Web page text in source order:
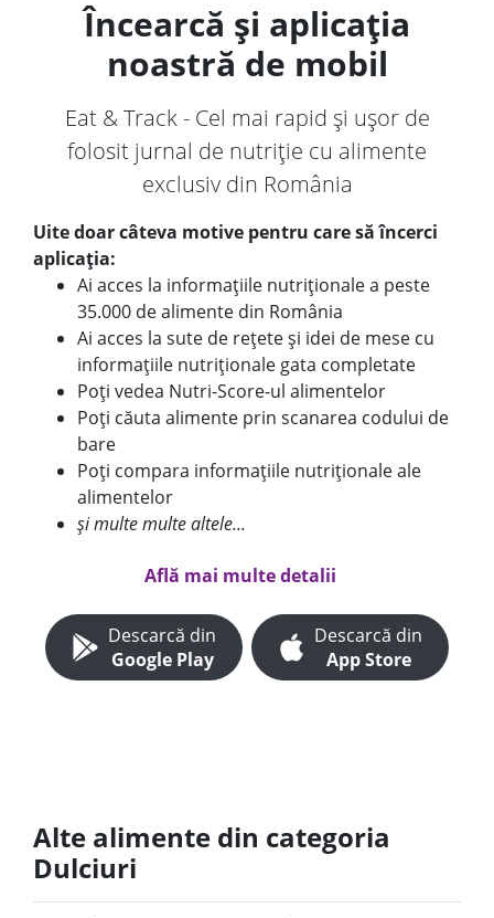
Încearcă și aplicația
noastră de mobil
Eat & Track - Cel mai rapid și ușor de
folosit jurnal de nutriție cu alimente
exclusiv din România
Uite doar câteva motive pentru care să încerci
aplicația:
Ai acces la informațiile nutriționale a peste
35.000 de alimente din România
Ai acces la sute de rețete și idei de mese cu
informațiile nutriționale gata completate
Poți vedea Nutri-Score-ul alimentelor
Poți căuta alimente prin scanarea codului de
bare
Poți compara informațiile nutriționale ale
alimentelor
și multe multe altele...
Află mai multe detalii
Descarcă din
Google Play
Descarcă din
App Store
Alte alimente din categoria
Dulciuri